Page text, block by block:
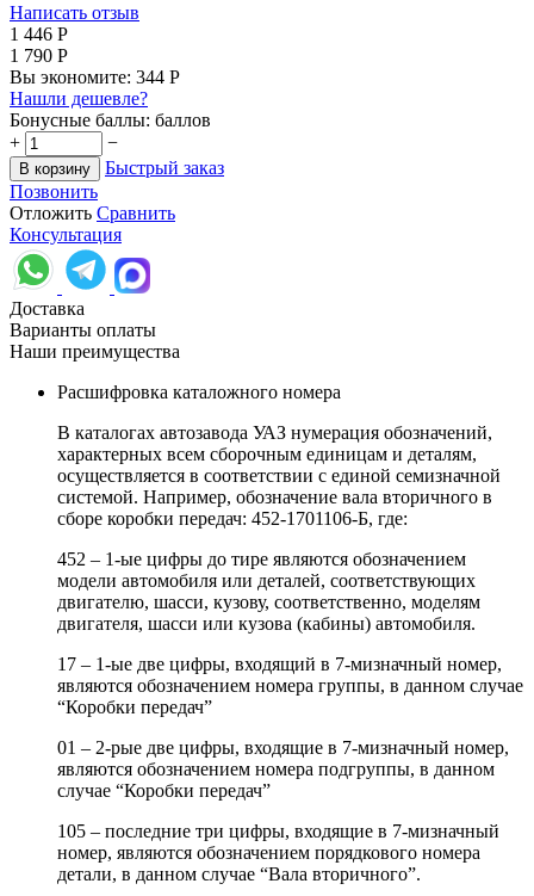
Написать отзыв
1 446 Р
1 790 Р
Вы экономите: 344 Р
Нашли дешевле?
Бонусные баллы: баллов
+
−
В корзину
Быстрый заказ
Позвонить
Отложить Сравнить
Консультация
Доставка
Варианты оплаты
Наши преимущества
Расшифровка каталожного номера
В каталогах автозавода УАЗ нумерация обозначений,
характерных всем сборочным единицам и деталям,
осуществляется в соответствии с единой семизначной
системой. Например, обозначение вала вторичного в
сборе коробки передач: 452-1701106-Б, где:
452 – 1-ые цифры до тире являются обозначением
модели автомобиля или деталей, соответствующих
двигателю, шасси, кузову, соответственно, моделям
двигателя, шасси или кузова (кабины) автомобиля.
17 – 1-ые две цифры, входящий в 7-мизначный номер,
являются обозначением номера группы, в данном случае
“Коробки передач”
01 – 2-рые две цифры, входящие в 7-мизначный номер,
являются обозначением номера подгруппы, в данном
случае “Коробки передач”
105 – последние три цифры, входящие в 7-мизначный
номер, являются обозначением порядкового номера
детали, в данном случае “Вала вторичного”.